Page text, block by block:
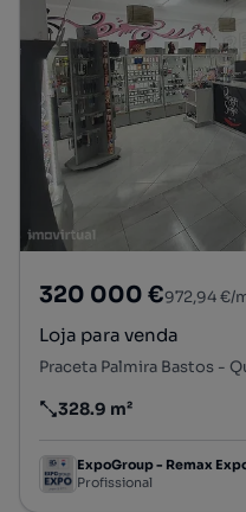
320 000 €972,94 €/
Loja para venda
Preço por metro
328.9 m²
ExpoGroup - Remax
Profissional